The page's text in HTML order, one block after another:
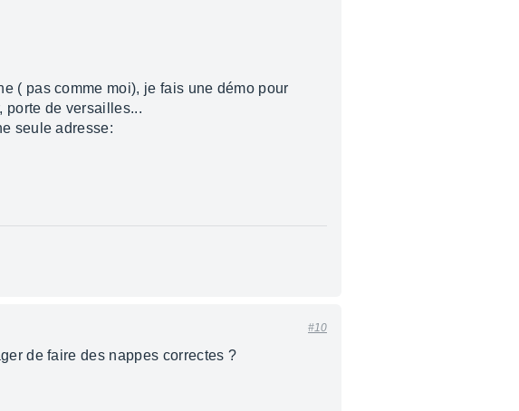
( pas comme moi), je fais une démo pour
porte de versailles...
seule adresse:
#10
de faire des nappes correctes ?